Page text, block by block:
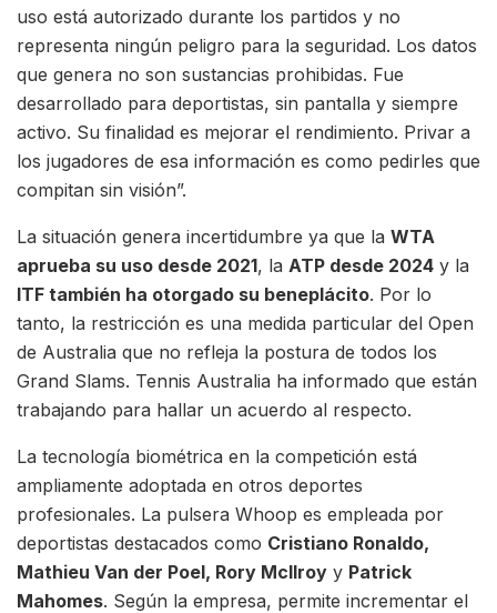
uso está autorizado durante los partidos y no
representa ningún peligro para la seguridad. Los datos
que genera no son sustancias prohibidas. Fue
desarrollado para deportistas, sin pantalla y siempre
activo. Su finalidad es mejorar el rendimiento. Privar a
los jugadores de esa información es como pedirles que
compitan sin visión”.
La situación genera incertidumbre ya que la WTA
aprueba su uso desde 2021, la ATP desde 2024 y la
ITF también ha otorgado su beneplácito. Por lo
tanto, la restricción es una medida particular del Open
de Australia que no refleja la postura de todos los
Grand Slams. Tennis Australia ha informado que están
trabajando para hallar un acuerdo al respecto.
La tecnología biométrica en la competición está
ampliamente adoptada en otros deportes
profesionales. La pulsera Whoop es empleada por
deportistas destacados como Cristiano Ronaldo,
Mathieu Van der Poel, Rory McIlroy y Patrick
Mahomes. Según la empresa, permite incrementar el